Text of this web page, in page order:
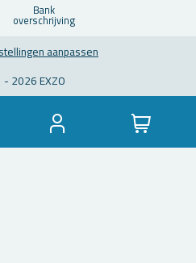
Bank
over­schrij­ving
aan­pas­sen
2026 EXZO